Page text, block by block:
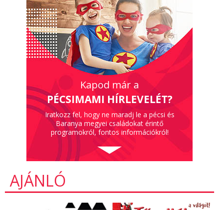
Kapod már a
PÉCSIMAMI HÍRLEVELÉT?
Iratkozz fel, hogy ne maradj le a pécsi és
Baranya megyei családokat érintő
programokról, fontos információkról!
AJÁNLÓ